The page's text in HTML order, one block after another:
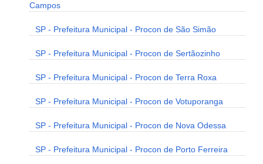
Campos
SP - Prefeitura Municipal - Procon de São Simão
SP - Prefeitura Municipal - Procon de Sertãozinho
SP - Prefeitura Municipal - Procon de Terra Roxa
SP - Prefeitura Municipal - Procon de Votuporanga
SP - Prefeitura Municipal - Procon de Nova Odessa
SP - Prefeitura Municipal - Procon de Porto Ferreira